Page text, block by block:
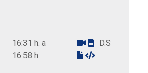
16:31 h. a
16:58 h.
D.S